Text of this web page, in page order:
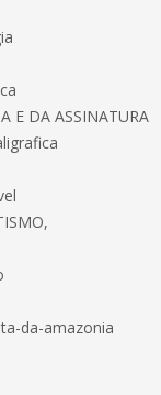
E DA ASSINATURA
da-amazonia